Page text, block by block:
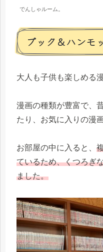
でんしゃルーム。
ブック＆ハンモ
大人も子供も楽しめる
漫画の種類が豊富で、
たり、お気に入りの漫
お部屋の中に入ると、
ているため、くつろぎ
ました。